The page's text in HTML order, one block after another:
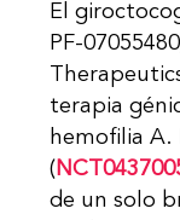
El
PF-
terapia
hemofilia A.
(
de un solo